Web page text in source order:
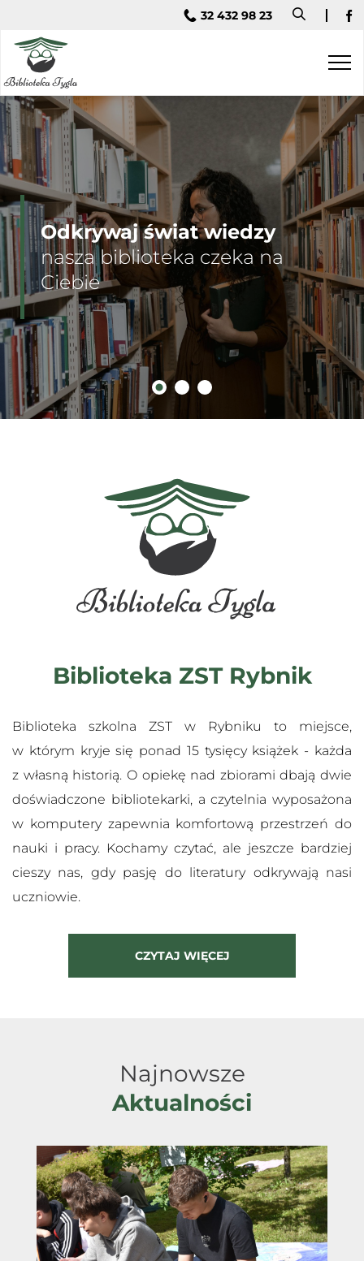
32 432 98 23
Odkrywaj świat wiedzy
nasza biblioteka czeka na
Ciebie
Biblioteka ZST Rybnik
Biblioteka szkolna ZST w Rybniku to miejsce,
w którym kryje się ponad 15 tysięcy książek - każda
z własną historią. O opiekę nad zbiorami dbają dwie
doświadczone bibliotekarki, a czytelnia wyposażona
w komputery zapewnia komfortową przestrzeń do
nauki i pracy. Kochamy czytać, ale jeszcze bardziej
cieszy nas, gdy pasję do literatury odkrywają nasi
uczniowie.
CZYTAJ WIĘCEJ
Najnowsze
Aktualności